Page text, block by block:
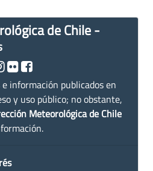
de Chile -
información publicados en
y uso público; no obstante,
Meteorológica de Chile